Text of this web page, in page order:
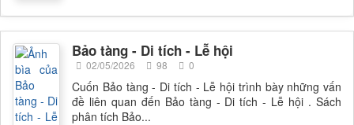
Bảo tàng - Di tích - Lễ hội
02/05/2026 98 0
Cuốn Bảo tàng - Di tích - Lễ hội trình bày những vấn
đề liên quan đến Bảo tàng - Di tích - Lễ hội . Sách
phân tích Bảo...